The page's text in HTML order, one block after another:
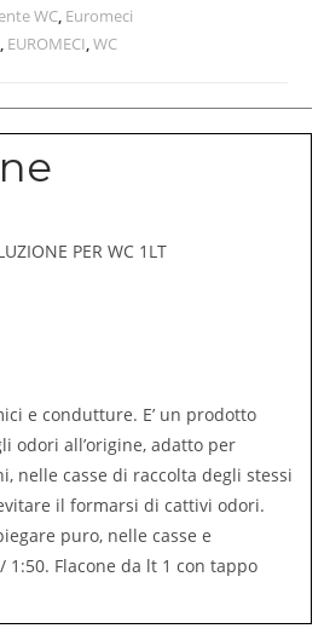
WC, Euromeci
, EUROMECI,WC
PER WC 1LT
e condutture. E’ un prodotto
odori all’origine, adatto per
nelle casse di raccolta degli stessi
il formarsi di cattivi odori.
puro, nelle casse e
Flacone da lt 1 con tappo